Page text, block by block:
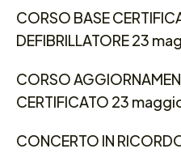
CORSO BASE
DEFIBRILLATORE 23
CORSO
CERTIFICATO 23
CONCERTO IN